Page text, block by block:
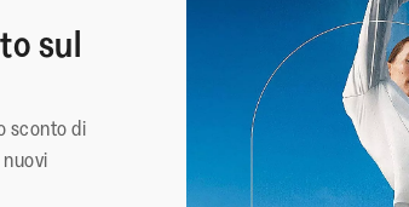
sul
sconto di